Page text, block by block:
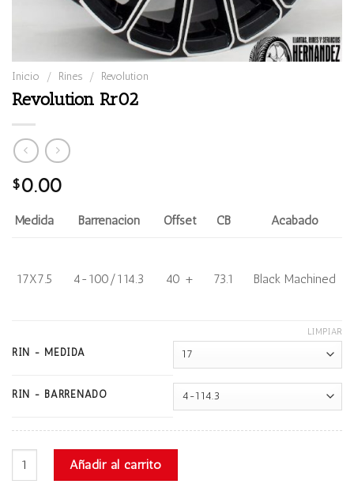
Inicio / Rines / Revolution
Revolution Rr02
$0.00
Medida Barrenación Offset CB Acabado
17X7.5 4-100/114.3 40 + 73.1 Black Machined
RIN - MEDIDA
RIN - BARRENADO
LIMPIAR
Revolution Rr02 cantidad
Añadir al carrito